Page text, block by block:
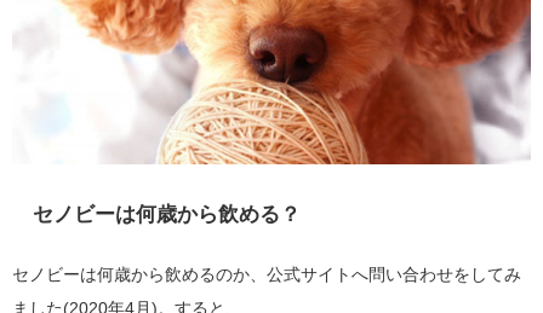
セノビーは何歳から飲める？
セノビーは何歳から飲めるのか、公式サイトへ問い合わせをしてみ
ました(2020年4月)。すると、